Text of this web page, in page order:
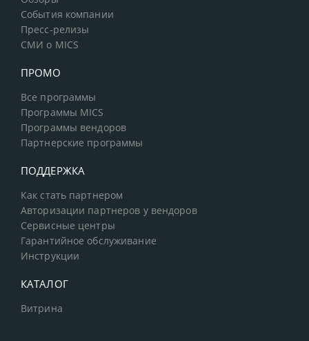
События компании
Пресс-релизы
СМИ о MICS
ПРОМО
Все программы
Программы MICS
Программы вендоров
Партнерские программы
ПОДДЕРЖКА
Как стать партнером
Авторизации партнеров у вендоров
Сервисные центры
Гарантийное обслуживание
Инструкции
КАТАЛОГ
Витрина